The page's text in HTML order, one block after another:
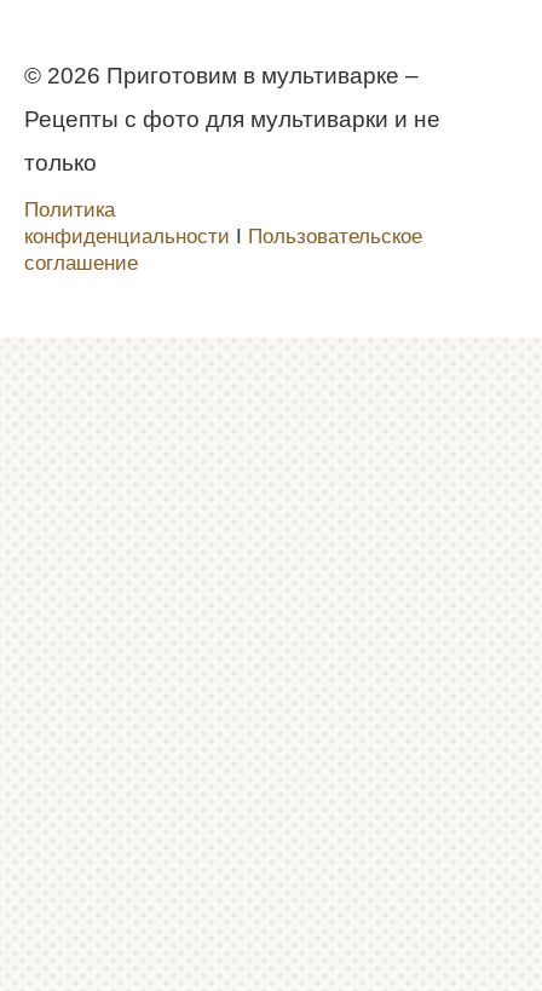
© 2026 Приготовим в мультиварке –
Рецепты с фото для мультиварки и не
только
Политика
конфиденциальности Ι Пользовательское
соглашение